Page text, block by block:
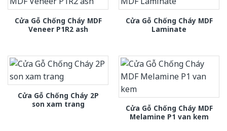
Cửa Gỗ Chống Cháy MDF
Veneer P1R2 ash
Cửa Gỗ Chống Cháy MDF
Laminate
Cửa Gỗ Chống Cháy 2P
son xam trang
Cửa Gỗ Chống Cháy MDF
Melamine P1 van kem